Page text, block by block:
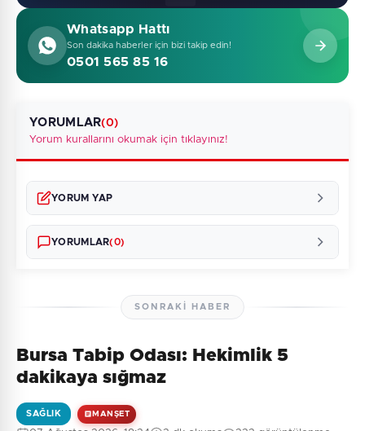
Whatsapp Hattı
Son dakika haberler için bizi takip edin!
0501 565 85 16
YORUMLAR(0)
Yorum kurallarını okumak için tıklayınız!
YORUM YAP
YORUMLAR(0)
Henüz yorum yapılmamış. İlk yorumu siz yapın!
SONRAKI HABER
Bursa Tabip Odası: Hekimlik 5
dakikaya sığmaz
SAĞLIK MANŞET